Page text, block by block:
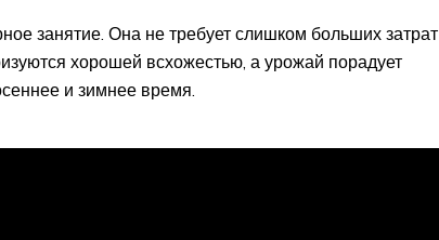
занятие. Она не требует слишком больших затрат
хорошей всхожестью, а урожай порадует
и зимнее время.